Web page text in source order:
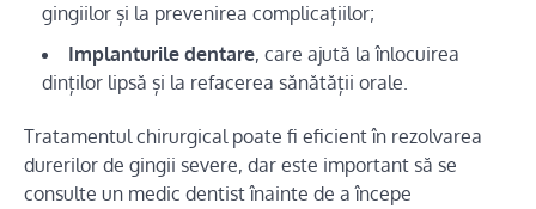
gingiilor și la prevenirea complicațiilor;
Implanturile dentare, care ajută la înlocuirea
dinților lipsă și la refacerea sănătății orale.
Tratamentul chirurgical poate fi eficient în rezolvarea
durerilor de gingii severe, dar este important să se
consulte un medic dentist înainte de a începe